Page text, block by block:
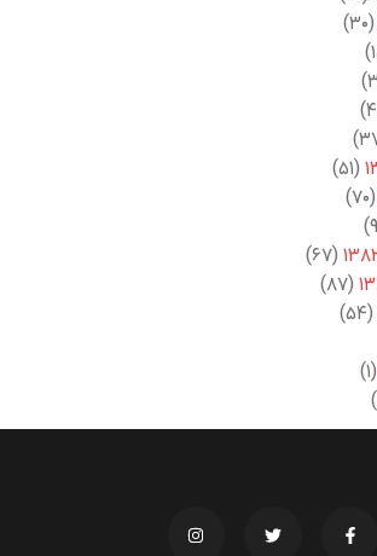
(۳۰)
(۵۱)
(۷۰)
(۶۷)
(۸۷)
(۵۴)
(۱)